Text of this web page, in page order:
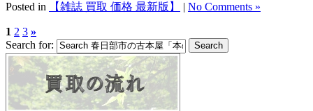
Posted in
【雑誌 買取 価格 最新版】 | No Comments »
1 2 3 »
Search for: